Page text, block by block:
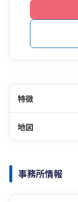
特徴
地図
事務所情報